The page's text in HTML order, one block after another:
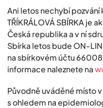
Ani letos nechybí
TŘÍKRÁLOVÁ SBÍRKA je
Česká republika a v ní
Sbírka letos bude ON-
na sbírkovém účtu
informace naleznete na
Původně uváděné místo
s ohledem na